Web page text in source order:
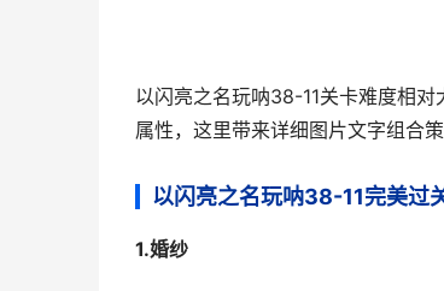
以闪亮之名玩呐38-11关卡难度相
属性，这里带来详细图片文字组合
以闪亮之名玩呐38-11完美过
1.婚纱